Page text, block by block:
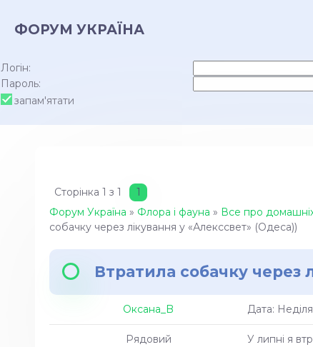
ФОРУМ УКРАЇНА
Логін:
Пароль:
запам'ятати
Сторінка 1 з 1
1
Форум Україна » Флора і фауна » Все про
собачку через лікування у «Алекссвет» (Одеса))
Втратила собачку через
Оксана_B Дата:
Рядовий
У липні я